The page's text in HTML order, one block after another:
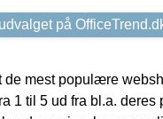
på
de mest populære
1 til 5 ud fra bl.a. deres